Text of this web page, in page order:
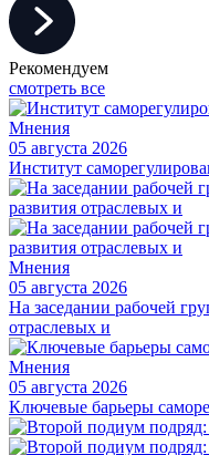
Рекомендуем
смотреть все
Мнения
05 августа 2026
Институт
Мнения
05 августа 2026
На заседании рабочей
отраслевых и
Мнения
05 августа 2026
Ключевые барьеры